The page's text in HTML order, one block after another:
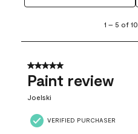
5
10
Reviews
1 – 5 of 10
5 out of 5 stars.
Paint review
Joelski
VERIFIED PURCHASER